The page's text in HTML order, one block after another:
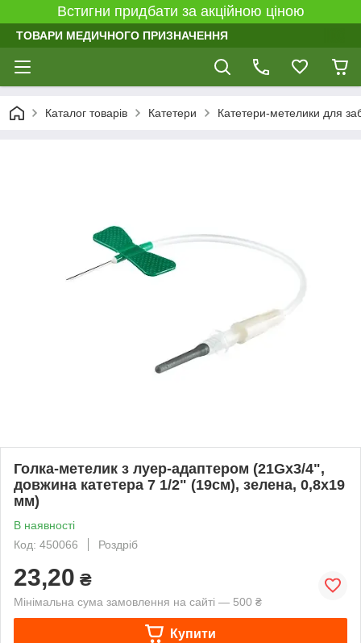
Встигни придбати за акційною ціною
ТОВАРИ МЕДИЧНОГО ПРИЗНАЧЕННЯ
Каталог товарів Катетери Катетери-метелики для
Голка-метелик з луер-адаптером (21Gх3/4",
довжина катетера 7 1/2" (19см), зелена, 0,8х19
мм)
В наявності
Код: 450066
Роздріб
23,20 ₴
Мінімальна сума замовлення на сайті — 500 ₴
Купити